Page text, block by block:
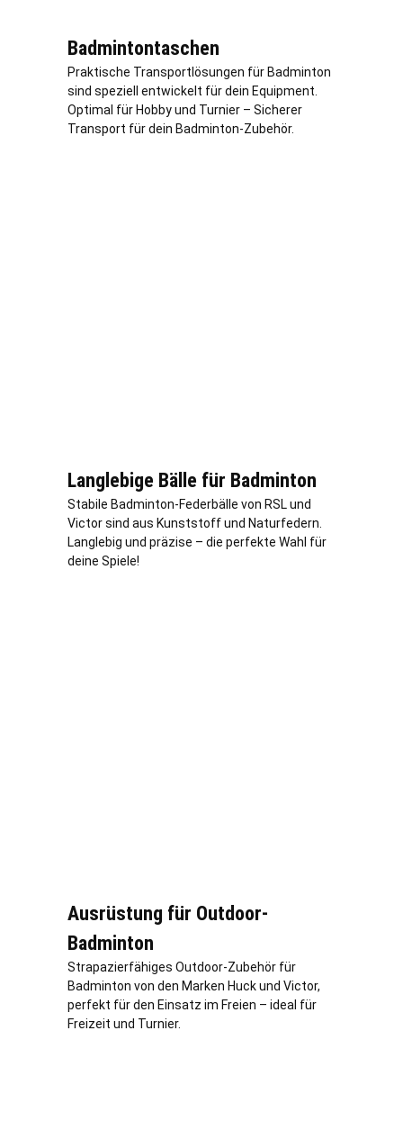
Badmintontaschen
Praktische Transportlösungen für Badminton
sind speziell entwickelt für dein Equipment.
Optimal für Hobby und Turnier – Sicherer
Transport für dein Badminton-Zubehör.
Langlebige Bälle für Badminton
Stabile Badminton-Federbälle von RSL und
Victor sind aus Kunststoff und Naturfedern.
Langlebig und präzise – die perfekte Wahl für
deine Spiele!
Ausrüstung für Outdoor-
Badminton
Strapazierfähiges Outdoor-Zubehör für
Badminton von den Marken Huck und Victor,
perfekt für den Einsatz im Freien – ideal für
Freizeit und Turnier.